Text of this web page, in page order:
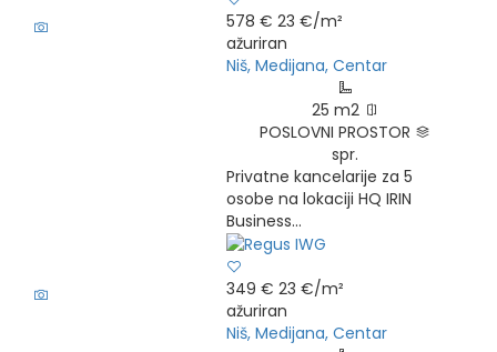
578 € 23 €/m²
ažuriran
Niš, Medijana, Centar
25 m2
POSLOVNI PROSTOR
spr.
Privatne kancelarije za 5
osobe na lokaciji HQ IRIN
Business...
349 € 23 €/m²
ažuriran
Niš, Medijana, Centar